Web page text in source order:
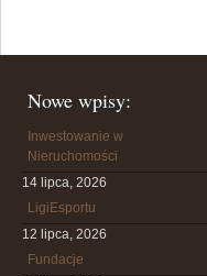
Nowe wpisy:
Inwestowanie w
Nieruchomości
14 lipca, 2026
LigiEsportu
12 lipca, 2026
Fundacje